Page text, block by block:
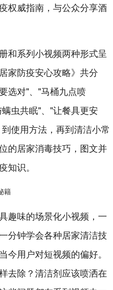
权威指南，与公众分享酒
和系列小视频两种形式呈
家防疫安心攻略》共分
选对"、"马桶九点喷
虫共眠"、"让餐具更安
使用方法，再到清洁小常
的居家消毒技巧，图文并
知识。
趣味的场景化小视频，一
分钟学会各种居家清洁技
今用户对短视频的偏好。
去除？清洁剂应该喷洒在